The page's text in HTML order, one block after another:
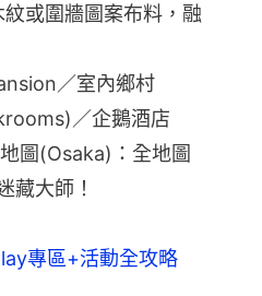
或圍牆圖案布料，融
／室內鄉村
／企鵝酒店
圖(Osaka)：全地圖
藏大師！
專區+活動全攻略